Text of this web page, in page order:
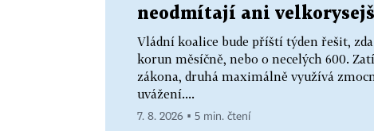
neodmítají ani
Vládní koalice bude příští týden řešit,
korun měsíčně, nebo o necelých 600.
zákona, druhá maximálně využívá
uvážení....
7. 8. 2026 ▪ 5 min. čtení